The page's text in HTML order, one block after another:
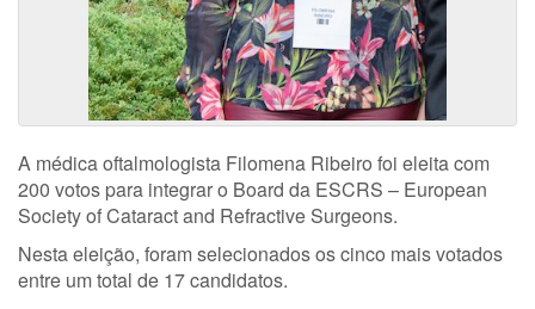
A médica oftalmologista Filomena Ribeiro foi eleita com
200 votos para integrar o Board da ESCRS – European
Society of Cataract and Refractive Surgeons.
Nesta eleição, foram selecionados os cinco mais votados
entre um total de 17 candidatos.